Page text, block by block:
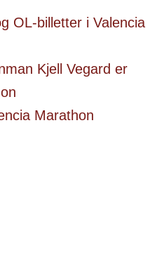
OL-billetter i Valencia
Kjell Vegard er
Marathon